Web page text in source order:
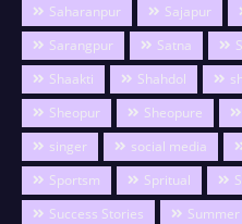
Saharanpur
Sajapur
Sarangpur
Satna
Shaakti
Shahdol
Sheopur
Sheopure
singer
social media
Sportsm
Spritual
Success Stories